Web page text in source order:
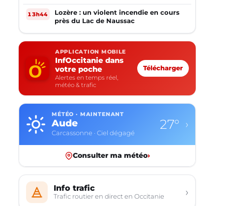
13h44
Lozère : un violent incendie en cours
près du Lac de Naussac
APPLICATION MOBILE
InfOccitanie dans
votre poche
Alertes en temps réel,
météo & trafic
Télécharger
MÉTÉO · MAINTENANT
Aveyron
Rodez · Ciel dégagé
20° ›
Consulter ma météo›
Info trafic
Trafic routier en direct en Occitanie ›